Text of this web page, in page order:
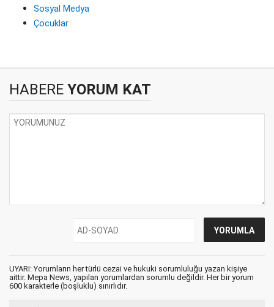
Sosyal Medya
Çocuklar
HABERE YORUM KAT
UYARI: Yorumların her türlü cezai ve hukuki sorumluluğu yazan kişiye
aittir. Mepa News, yapılan yorumlardan sorumlu değildir. Her bir yorum
600 karakterle (boşluklu) sınırlıdır.